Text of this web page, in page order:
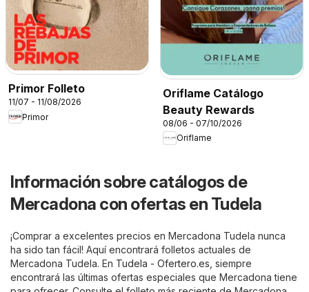
Primor Folleto
11/07 - 11/08/2026
Primor
Oriflame Catálogo
Beauty Rewards
08/06 - 07/10/2026
Oriflame
Información sobre catálogos de
Mercadona con ofertas en Tudela
¡Comprar a excelentes precios en Mercadona Tudela nunca
ha sido tan fácil! Aquí encontrará folletos actuales de
Mercadona Tudela. En Tudela - Ofertero.es , siempre
encontrará las últimas ofertas especiales que Mercadona tiene